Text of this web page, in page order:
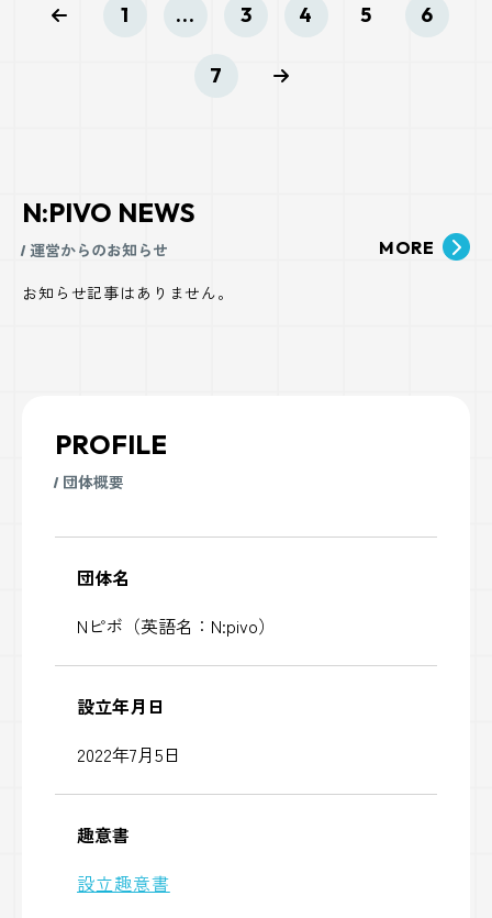
1 ... 3 4 5 6
7
N:PIVO NEWS
運営からのお知らせ MORE
お知らせ記事はありません。
PROFILE
団体概要
団体名
Nピボ（英語名：N:pivo）
設立年月日
2022年7月5日
趣意書
設立趣意書